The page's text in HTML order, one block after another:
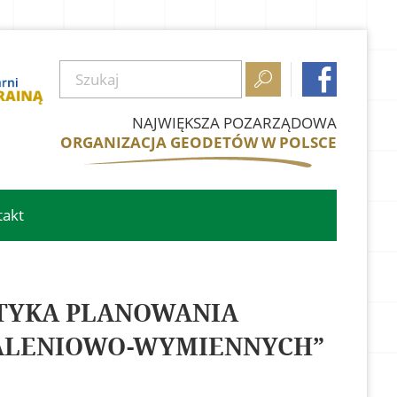
 
NAJWIĘKSZA POZARZĄDOWA
ORGANIZACJA GEODETÓW W POLSCE
PLANOWANIA
WYMIENNYCH”